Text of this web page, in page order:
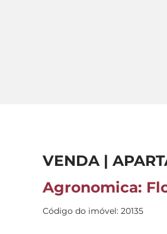
VENDA |
Agronomica:
Código do imóvel: 20135